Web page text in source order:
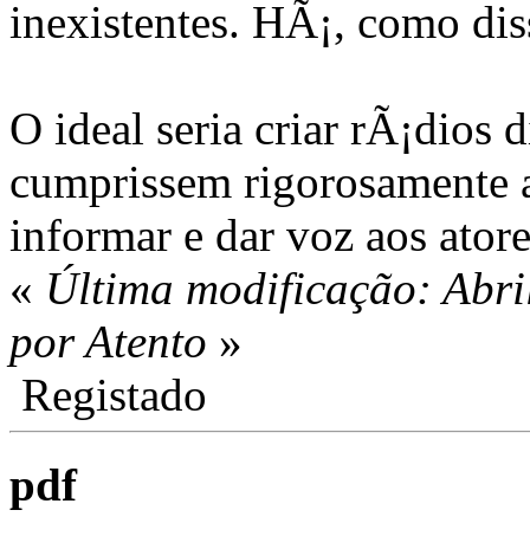
inexistentes. HÃ¡, como
O ideal seria criar rÃ¡dios
cumprissem
informar e dar voz aos
« Última modificação:
por Atento »
Registado
pdf